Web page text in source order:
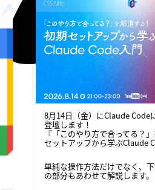
8月14日（金）にClaude Code
登壇します！
『「このやり方で合ってる？
セットアップから学ぶClaude
単純な操作方法だけでなく、
の部分もあわせて解説します。